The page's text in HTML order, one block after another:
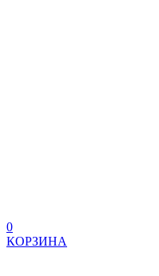
0
КОРЗИНА